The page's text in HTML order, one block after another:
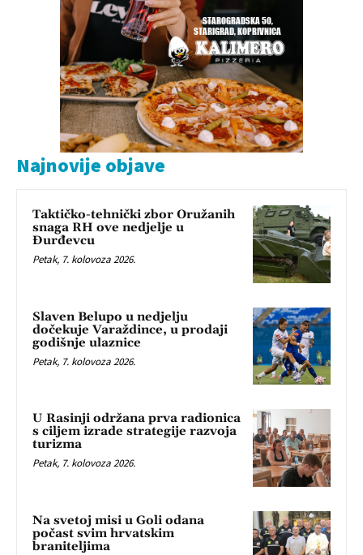
Najnovije objave
Taktičko-tehnički zbor Oružanih
snaga RH ove nedjelje u
Đurđevcu
Petak, 7. kolovoza 2026.
Slaven Belupo u nedjelju
dočekuje Varaždince, u prodaji
godišnje ulaznice
Petak, 7. kolovoza 2026.
U Rasinji održana prva radionica
s ciljem izrade strategije razvoja
turizma
Petak, 7. kolovoza 2026.
Na svetoj misi u Goli odana
počast svim hrvatskim
braniteljima